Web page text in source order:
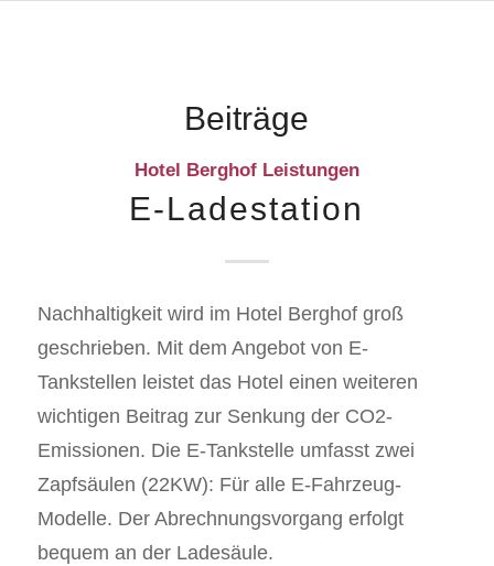
Beiträge
Hotel Berghof Leistungen
E-Ladestation
Nachhaltigkeit wird im Hotel Berghof groß
geschrieben. Mit dem Angebot von E-
Tankstellen leistet das Hotel einen weiteren
wichtigen Beitrag zur Senkung der CO2-
Emissionen. Die E-Tankstelle umfasst zwei
Zapfsäulen (22KW): Für alle E-Fahrzeug-
Modelle. Der Abrechnungsvorgang erfolgt
bequem an der Ladesäule.